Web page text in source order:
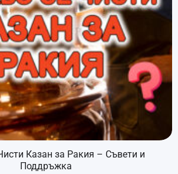
Казан за Ракия – Съвети и
Поддръжка